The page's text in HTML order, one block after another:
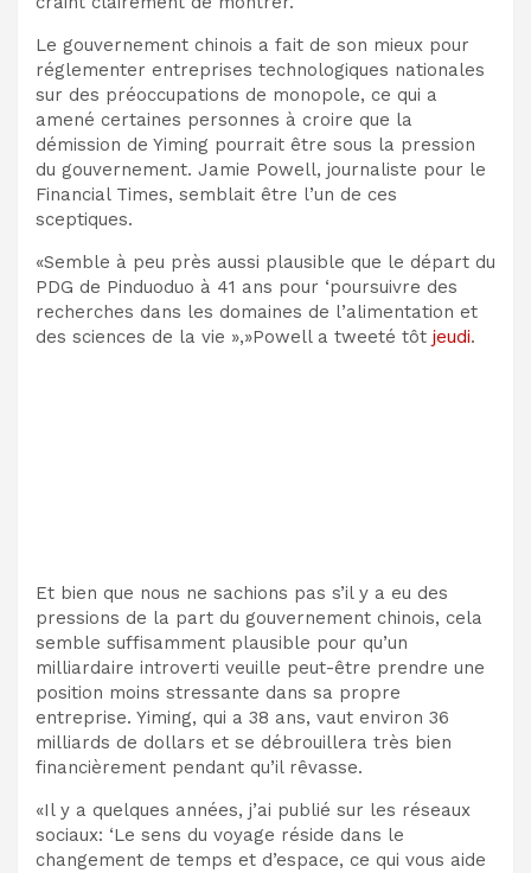
Le gouvernement chinois a fait de son mieux pour
réglementer entreprises technologiques nationales
sur des préoccupations de monopole, ce qui a
amené certaines personnes à croire que la
démission de Yiming pourrait être sous la pression
du gouvernement. Jamie Powell, journaliste pour le
Financial Times, semblait être l’un de ces
sceptiques.
«Semble à peu près aussi plausible que le départ du
PDG de Pinduoduo à 41 ans pour ‘poursuivre des
recherches dans les domaines de l’alimentation et
des sciences de la vie »,»Powell a tweeté tôt jeudi.
Et bien que nous ne sachions pas s’il y a eu des
pressions de la part du gouvernement chinois, cela
semble suffisamment plausible pour qu’un
milliardaire introverti veuille peut-être prendre une
position moins stressante dans sa propre
entreprise. Yiming, qui a 38 ans, vaut environ 36
milliards de dollars et se débrouillera très bien
financièrement pendant qu’il rêvasse.
«Il y a quelques années, j’ai publié sur les réseaux
sociaux: ‘Le sens du voyage réside dans le
changement de temps et d’espace, ce qui vous aide